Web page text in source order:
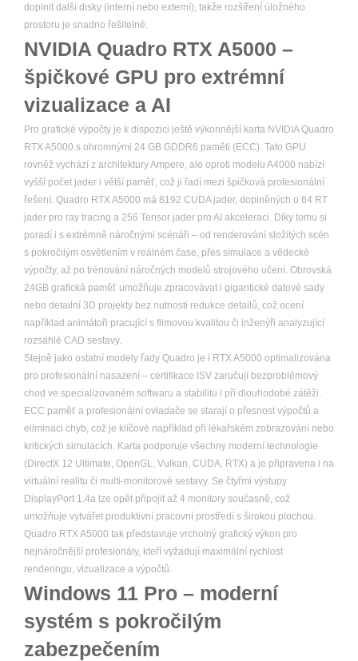
doplnit další disky (interní nebo externí), takže rozšíření úložného
prostoru je snadno řešitelné.
NVIDIA Quadro RTX A5000 –
špičkové GPU pro extrémní
vizualizace a AI
Pro grafické výpočty je k dispozici ještě výkonnější karta NVIDIA Quadro
RTX A5000 s ohromnými 24 GB GDDR6 paměti (ECC). Tato GPU
rovněž vychází z architektury Ampere, ale oproti modelu A4000 nabízí
vyšší počet jader i větší paměť, což ji řadí mezi špičková profesionální
řešení. Quadro RTX A5000 má 8192 CUDA jader, doplněných o 64 RT
jader pro ray tracing a 256 Tensor jader pro AI akceleraci. Díky tomu si
poradí i s extrémně náročnými scénáři – od renderování složitých scén
s pokročilým osvětlením v reálném čase, přes simulace a vědecké
výpočty, až po trénování náročných modelů strojového učení. Obrovská
24GB grafická paměť umožňuje zpracovávat i gigantické datové sady
nebo detailní 3D projekty bez nutnosti redukce detailů, což ocení
například animátoři pracující s filmovou kvalitou či inženýři analyzující
rozsáhlé CAD sestavy.
Stejně jako ostatní modely řady Quadro je i RTX A5000 optimalizována
pro profesionální nasazení – certifikace ISV zaručují bezproblémový
chod ve specializovaném softwaru a stabilitu i při dlouhodobé zátěži.
ECC paměť a profesionální ovladače se starají o přesnost výpočtů a
eliminaci chyb, což je klíčové například při lékařském zobrazování nebo
kritických simulacích. Karta podporuje všechny moderní technologie
(DirectX 12 Ultimate, OpenGL, Vulkan, CUDA, RTX) a je připravena i na
virtuální realitu či multi-monitorové sestavy. Se čtyřmi výstupy
DisplayPort 1.4a lze opět připojit až 4 monitory současně, což
umožňuje vytvářet produktivní pracovní prostředí s širokou plochou.
Quadro RTX A5000 tak představuje vrcholný grafický výkon pro
nejnáročnější profesionály, kteří vyžadují maximální rychlost
renderingu, vizualizace a výpočtů.
Windows 11 Pro – moderní
systém s pokročilým
zabezpečením